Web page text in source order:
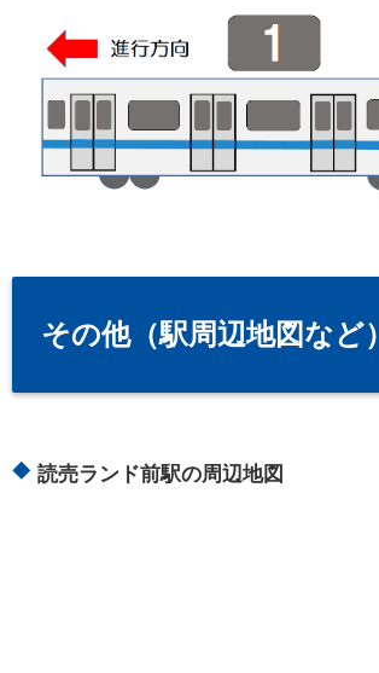
その他（駅周辺地図など）
読売ランド前駅の周辺地図